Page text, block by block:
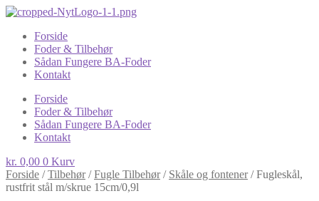
Forside
Foder & Tilbehør
Sådan Fungere BA-Foder
Kontakt
Forside
Foder & Tilbehør
Sådan Fungere BA-Foder
Kontakt
kr. 0,00 0 Kurv
Forside /Tilbehør/Fugle Tilbehør/ Skåle og fontener/Fugleskål,
rustfrit stål m/skrue 15cm/0,9l